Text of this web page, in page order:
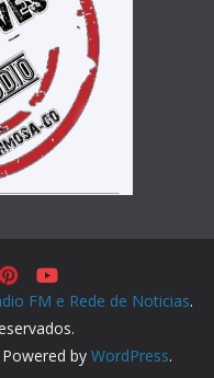
FM e Rede de Noticias.
by WordPress.